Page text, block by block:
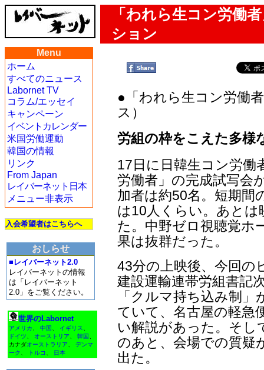
「われら生コン労働
ション
Menu
ホーム
すべてのニュース
Labornet TV
コラム/エッセイ
キャンペーン
イベントカレンダー
米国労働運動
韓国の情報
リンク
From Japan
レイバーネット日本
メニュー非表示
入会希望者はこちらへ
おしらせ
■レイバーネット2.0
レイバーネットの情報
は「レイバーネット
2.0」をご覧ください。
世界のLabornet
アメリカ 中国 イギリス
ドイツ
オーストリア 韓国
カナダオーストラリア
デンマ
ーク
トルコ 日本
●「われら生コン労働
ス）
労組の枠をこえた多様
17日に日韓生コン労
労働者」の完成試写会
加者は約50名。短期間
は10人くらい。あとは
た。中野ゼロ視聴覚ホ
果は抜群だった。
43分の上映後、今回の
建設運輸連帯労組書記
「クルマ持ち込み制
ていて、名古屋の軽急
い解説があった。そ
のあと、会場での質疑
出た。